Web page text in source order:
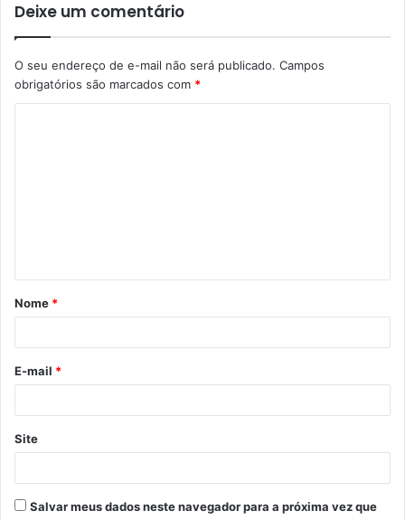
Deixe um comentário
O seu endereço de e-mail não será publicado. Campos
obrigatórios são marcados com *
á
r
*
Nome *
E-mail *
Site
Salvar meus dados neste navegador para a próxima vez que